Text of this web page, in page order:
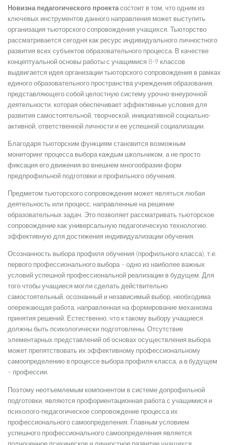
Новизна педагогического проектасостоит в том, что одним из
ключевых инструментов данного направления может выступить
организация тьюторского сопровождения учащихся. Тьюторство
рассматривается сегодня как ресурс индивидуального личностного
развития всех субъектов образовательного процесса. В качестве
концептуальной основы работы с учащимися 8-9 классов
выдвигается идея организации тьюторского сопровождения в рамках
единого образовательного пространства учреждения образования,
представляющего собой целостную систему урочно-внеурочной
деятельности, которая обеспечивает эффективные условия для
развития самостоятельной, творческой, инициативной социально-
активной, ответственной личности и ее успешной социализации.
Благодаря тьюторским функциям становится возможным
мониторинг процесса выбора каждым школьником, а не просто
фиксация его движения во внешнем многообразии форм
предпрофильной подготовки и профильного обучения.
Предметом тьюторского сопровождения может являться любая
деятельность или процесс, направленные на решение
образовательных задач. Это позволяет рассматривать тьюторское
сопровождение как универсальную педагогическую технологию,
эффективную для достижения индивидуализации обучения.
Осознанность выбора профиля обучения (профильного класса), т.е.
первого профессионального выбора – одно из наиболее важных
условий успешной профессиональной реализации в будущем. Для
того чтобы учащиеся могли сделать действительно
самостоятельный, осознанный и независимый выбор, необходима
опережающая работа, направленная на формирование механизма
принятия решений. Естественно, что к такому выбору учащиеся
должны быть психологически подготовлены. Отсутствие
элементарных представлений об основах осуществления выбора
может препятствовать их эффективному профессиональному
самоопределению в процессе выбора профиля класса, а в будущем
– профессии.
Поэтому неотъемлемым компонентом в системе допрофильной
подготовки, являются профориентационная работа с учащимися и
психолого-педагогическое сопровождение процесса их
профессионального самоопределения. Главным условием
успешного профессионального самоопределения является
полноценное психическое и личностное развитие учащихся,